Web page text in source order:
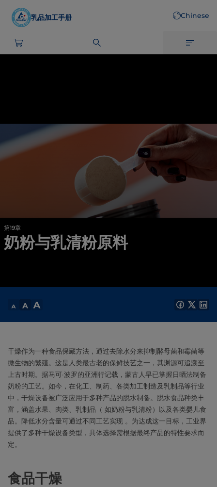
main
content
乳品加工手册 Chinese
第19章
奶粉与乳清粉原料
干燥作为一种食品保藏方法，通过去除水分来抑制酵母菌和霉菌等
微生物的繁殖。这是人类最古老的保鲜技艺之一，其渊源可追溯至
上古时期。据马可·波罗的亚洲行记载，蒙古人早已掌握日晒法制备
奶粉的工艺。如今，在化工、制药、各类加工制造及乳制品等行业
中，干燥设备被广泛应用于多种产品的脱水制备。脱水食品种类丰
富，涵盖水果、肉类、乳制品（ 如奶粉与乳清粉）以及各类婴儿食
品。降低水分含量可通过不同工艺实现 。为达成这一目标，工业界
提供了多种干燥设备类型，具体选择需根据最终产品的特性要求而
定。
食品干燥